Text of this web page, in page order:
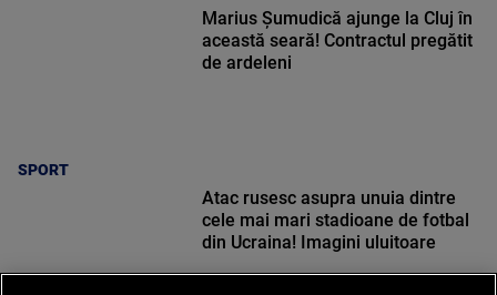
SPORT
Marius Șumudică ajunge la Cluj în
această seară! Contractul pregătit
de ardeleni
Atac rusesc asupra unuia dintre
cele mai mari stadioane de fotbal
din Ucraina! Imagini uluitoare